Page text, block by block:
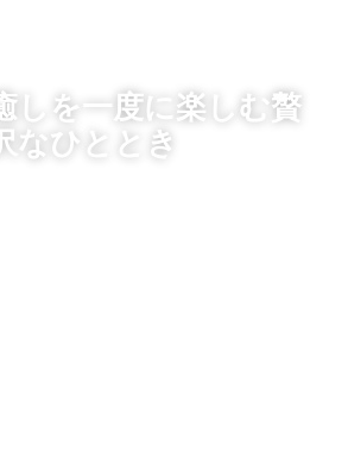
しを一度に楽しむ贅
なひととき